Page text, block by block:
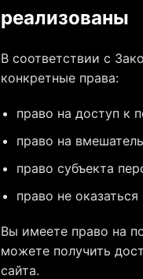
реализованы
В соответствии с
конкретные права:
право на доступ к
право на
право субъекта
право не
Вы имеете право на
можете получить
сайта.